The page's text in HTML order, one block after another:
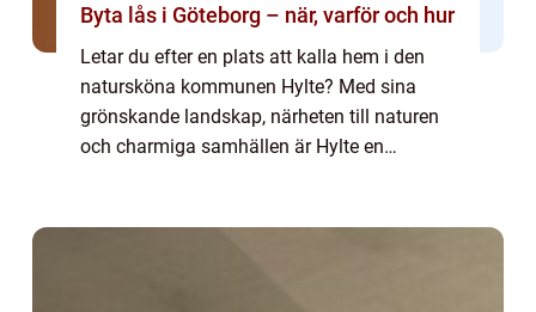
Byta lås i Göteborg – när, varför och hur
Letar du efter en plats att kalla hem i den
natursköna kommunen Hylte? Med sina
grönskande landskap, närheten till naturen
och charmiga samhällen är Hylte en